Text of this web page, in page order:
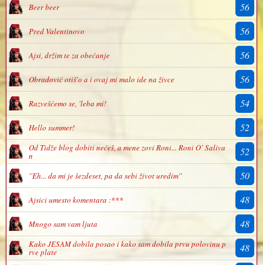
Beer beer 56
Pred Valentinovo 56
Ajsi, držim te za obećanje 56
Obradović otiš'o a i ovaj mi malo ide na živce 56
Razvešćemo se, 'leba mi! 54
Hello summer! 52
Od Tidže blog dobiti nećeš, a mene zovi Roni... Roni O’ Saliva
n 52
''Eh... da mi je šezdeset, pa da sebi život uredim'' 50
Ajsici umesto komentara :*** 48
Mnogo sam vam ljuta 48
Kako JESAM dobila posao i kako sam dobila prvu polovinu p
rve plate 48